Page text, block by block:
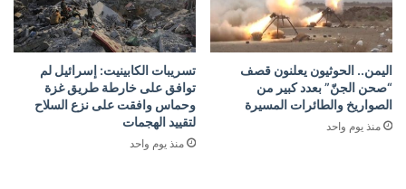
اليمن.. الحوثيون يعلنون قصف
“صحن الجنّ” بعدد كبير من
الصواريخ والطائرات المسيرة
منذ يوم واحد
تسريبات الكابينيت: إسرائيل لم
توافق على خارطة طريق غزة
وحماس وافقت على نزع السلاح
لتقييد الهجمات
منذ يوم واحد